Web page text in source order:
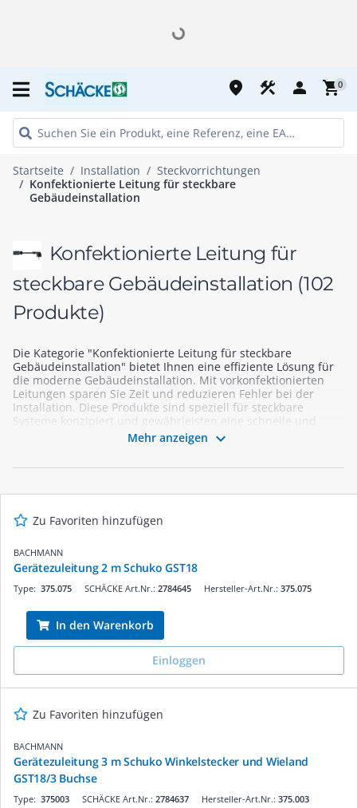
place construction person shopping_cart0
Startseite Installation
Steckvorrichtungen
Konfektionierte Leitung für steckbare
Gebäudeinstallation
Konfektionierte Leitung für
steckbare Gebäudeinstallation (102
Produkte)
Die Kategorie "Konfektionierte Leitung für steckbare
Gebäudeinstallation" bietet Ihnen eine effiziente Lösung für
die moderne Gebäudeinstallation. Mit vorkonfektionierten
Leitungen sparen Sie Zeit und reduzieren Fehler bei der
Installation. Diese Produkte sind speziell für steckbare
Systeme konzipiert und gewährleisten eine schnelle und
sichere Verbindung. Ideal für Elektriker, die Wert auf Qualität
und Zuverlässigkeit legen. Entdecken Sie unser Sortiment
Mehr anzeigen 
Zu Favoriten hinzufügen
BACHMANN
Gerätezuleitung 2 m Schuko GST18
SCHÄCKE Art.Nr.: 2784645
Type: 375.075 Hersteller-Art.Nr.: 375.075
In den Warenkorb
Einloggen
Zu Favoriten hinzufügen
BACHMANN
Gerätezuleitung 3 m Schuko Winkelstecker und Wieland
GST18/3 Buchse
SCHÄCKE Art.Nr.: 2784637
Type: 375003 Hersteller-Art.Nr.: 375.003